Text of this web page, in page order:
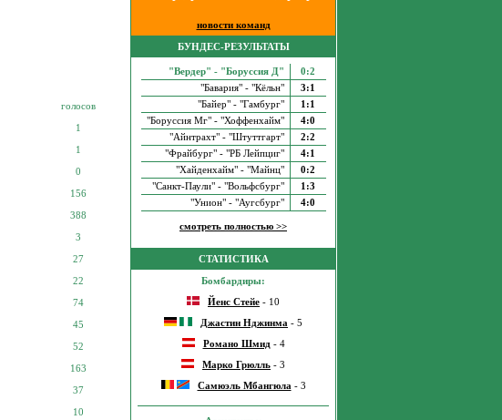
голосов
1
1
0
156
388
3
27
22
74
45
52
163
37
10
новости команд
БУНДЕС-РЕЗУЛЬТАТЫ
"Вердер" - "Боруссия Д"
0:2
"Бавария" - "Кёльн"
3:1
"Байер" - "Гамбург"
1:1
"Боруссия Мг" - "Хоффенхайм"
4:0
"Айнтрахт" - "Штуттгарт"
2:2
"Фрайбург" - "РБ Лейпциг"
4:1
"Хайденхайм" - "Майнц"
0:2
"Санкт-Паули" - "Вольфсбург"
1:3
"Унион" - "Аугсбург"
4:0
смотреть полностью >>
СТАТИСТИКА
Бомбардиры:
Йенс Стейе - 10
Джастин Нджинма - 5
Романо Шмид- 4
Марко Грюлль - 3
Самюэль Мбангюла - 3